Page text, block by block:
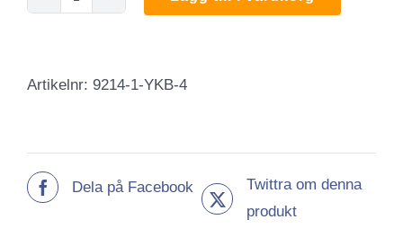
Artikelnr: 9214-1-YKB-4
Dela på Facebook
Twittra om denna
produkt